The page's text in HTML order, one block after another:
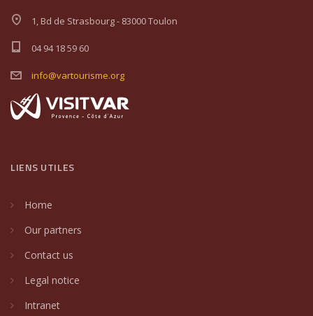
1, Bd de Strasbourg - 83000 Toulon
04 94 18 59 60
info@vartourisme.org
LIENS UTILES
Home
Our partners
Contact us
Legal notice
Intranet